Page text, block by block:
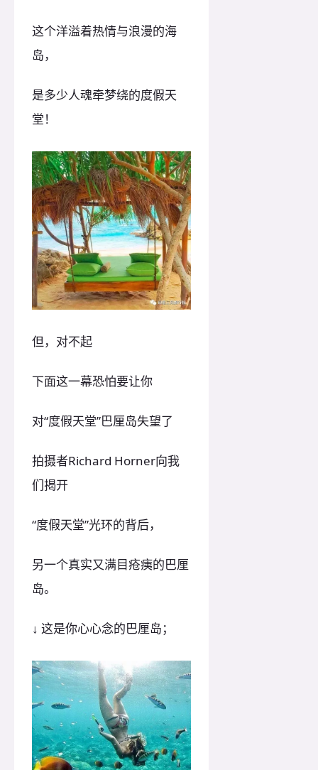
这个洋溢着热情与浪漫的海
岛，
是多少人魂牵梦绕的度假天
堂！
但，对不起
下面这一幕恐怕要让你
对“度假天堂”巴厘岛失望了
拍摄者Richard Horner向我
们揭开
“度假天堂”光环的背后，
另一个真实又满目疮痍的巴厘
岛。
↓ 这是你心心念的巴厘岛；